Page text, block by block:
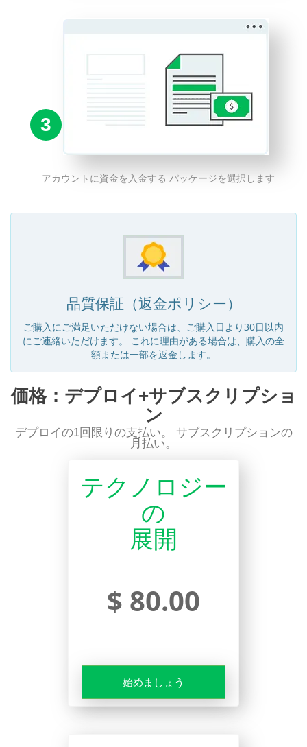
3
アカウントに資金を入金する パッケージを選択します
品質保証（返金ポリシー）
ご購入にご満足いただけない場合は、ご購入日より30日以内
にご連絡いただけます。 これに理由がある場合は、購入の全
額または一部を返金します。
価格：デプロイ+サブスクリプショ
ン
デプロイの1回限りの支払い。 サブスクリプションの
月払い。
テクノロジー
の
展開
$ 80.00
始めましょう